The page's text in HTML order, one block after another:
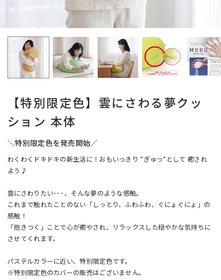
【特別限定色】雲にさわる夢クッ
ション 本体
＼特別限定色を発売開始／
わくわくドキドキの新生活に！おもいっきり ”ぎゅっ”として 癒され
よう♪
雲にさわりたい･･･、そんな夢のような感触。
これまで触れたことのない「しっとり、ふわふわ、ぐにょぐにょ」の
感触！
「抱きつく」ことで心が癒やされ、リラックスした穏やかな気持ちに
させてくれます。
パステルカラーに近い、特別限定色です。
※特別限定色のカバーの販売はございません。